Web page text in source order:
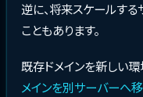
逆に、将来スケールする
こともあります。
既存ドメインを新しい
メインを別サーバーへ